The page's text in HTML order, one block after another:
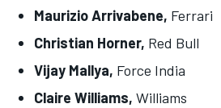
Maurizio Arrivabene, Ferrari
Christian Horner, Red Bull
Vijay Mallya, Force India
Claire Williams, Williams